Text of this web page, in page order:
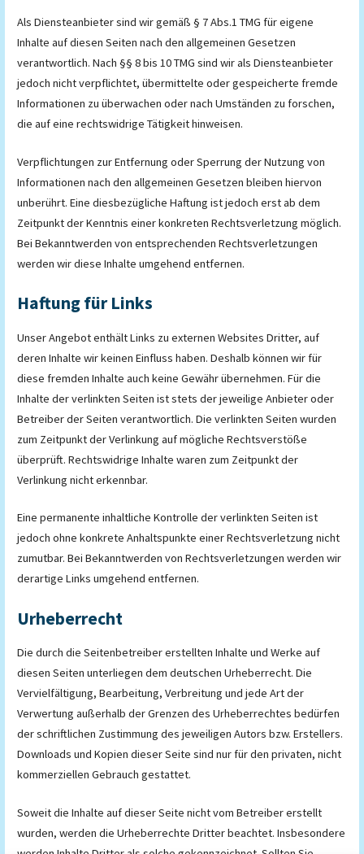
Als Diensteanbieter sind wir gemäß § 7 Abs.1 TMG für eigene
Inhalte auf diesen Seiten nach den allgemeinen Gesetzen
verantwortlich. Nach §§ 8 bis 10 TMG sind wir als Diensteanbieter
jedoch nicht verpflichtet, übermittelte oder gespeicherte fremde
Informationen zu überwachen oder nach Umständen zu forschen,
die auf eine rechtswidrige Tätigkeit hinweisen.
Verpflichtungen zur Entfernung oder Sperrung der Nutzung von
Informationen nach den allgemeinen Gesetzen bleiben hiervon
unberührt. Eine diesbezügliche Haftung ist jedoch erst ab dem
Zeitpunkt der Kenntnis einer konkreten Rechtsverletzung möglich.
Bei Bekanntwerden von entsprechenden Rechtsverletzungen
werden wir diese Inhalte umgehend entfernen.
Haftung für Links
Unser Angebot enthält Links zu externen Websites Dritter, auf
deren Inhalte wir keinen Einfluss haben. Deshalb können wir für
diese fremden Inhalte auch keine Gewähr übernehmen. Für die
Inhalte der verlinkten Seiten ist stets der jeweilige Anbieter oder
Betreiber der Seiten verantwortlich. Die verlinkten Seiten wurden
zum Zeitpunkt der Verlinkung auf mögliche Rechtsverstöße
überprüft. Rechtswidrige Inhalte waren zum Zeitpunkt der
Verlinkung nicht erkennbar.
Eine permanente inhaltliche Kontrolle der verlinkten Seiten ist
jedoch ohne konkrete Anhaltspunkte einer Rechtsverletzung nicht
zumutbar. Bei Bekanntwerden von Rechtsverletzungen werden wir
derartige Links umgehend entfernen.
Urheberrecht
Die durch die Seitenbetreiber erstellten Inhalte und Werke auf
diesen Seiten unterliegen dem deutschen Urheberrecht. Die
Vervielfältigung, Bearbeitung, Verbreitung und jede Art der
Verwertung außerhalb der Grenzen des Urheberrechtes bedürfen
der schriftlichen Zustimmung des jeweiligen Autors bzw. Erstellers.
Downloads und Kopien dieser Seite sind nur für den privaten, nicht
kommerziellen Gebrauch gestattet.
Soweit die Inhalte auf dieser Seite nicht vom Betreiber erstellt
wurden, werden die Urheberrechte Dritter beachtet. Insbesondere